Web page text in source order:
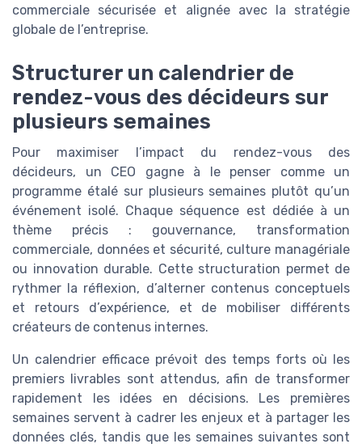
commerciale sécurisée et alignée avec la stratégie
globale de l’entreprise.
Structurer un calendrier de
rendez-vous des décideurs sur
plusieurs semaines
Pour maximiser l’impact du rendez-vous des
décideurs, un CEO gagne à le penser comme un
programme étalé sur plusieurs semaines plutôt qu’un
événement isolé. Chaque séquence est dédiée à un
thème précis : gouvernance, transformation
commerciale, données et sécurité, culture managériale
ou innovation durable. Cette structuration permet de
rythmer la réflexion, d’alterner contenus conceptuels
et retours d’expérience, et de mobiliser différents
créateurs de contenus internes.
Un calendrier efficace prévoit des temps forts où les
premiers livrables sont attendus, afin de transformer
rapidement les idées en décisions. Les premières
semaines servent à cadrer les enjeux et à partager les
données clés, tandis que les semaines suivantes sont